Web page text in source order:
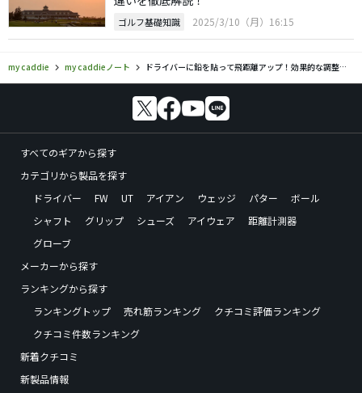
ゴルフ基礎知識 2025/3/10（月）16:15
my caddie my caddieノート ドライバーに鉛を貼って飛距離アップ！効果的な調整方法を解説
すべてのギアから探す
カテゴリから製品を探す
ドライバー
FW UT アイアン ウェッジ パター
ボール
シャフト
グリップ シューズ アイウェア
距離計測器
グローブ
メーカーから探す
ランキングから探す
ランキングトップ
売れ筋ランキング
クチコミ評価ランキング
クチコミ件数ランキング
新着クチコミ
新製品情報